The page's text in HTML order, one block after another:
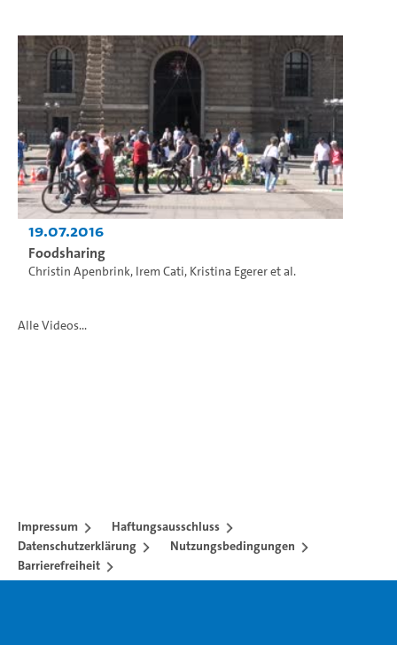
19.07.2016
Foodsharing
Christin Apenbrink, Irem Cati, Kristina Egereret al.
Alle Videos...
Impressum
Haftungsausschluss
Datenschutzerklärung
Nutzungsbedingungen
Barrierefreiheit